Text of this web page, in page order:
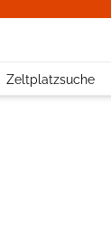
Zeltplatzsuche